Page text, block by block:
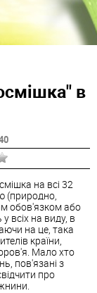
в
на всі 32
(природно,
обов'язком або
всіх на виду, в
на це, така
країни,
Мало хто
пов'язані з
про